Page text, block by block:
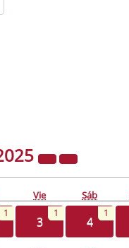
Vie Sáb
1
3
1
4
1